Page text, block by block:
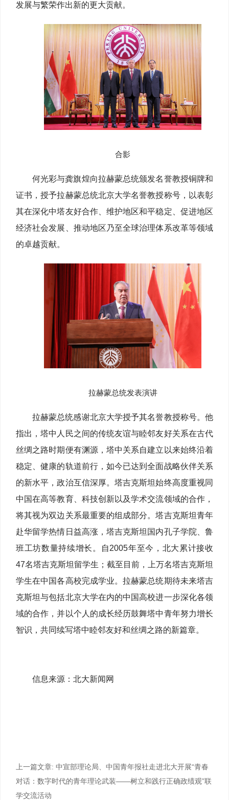
发展与繁荣作出新的更大贡献。
合影
何光彩与龚旗煌向拉赫蒙总统颁发名誉教授铜牌和
证书，授予拉赫蒙总统北京大学名誉教授称号，以表彰
其在深化中塔友好合作、维护地区和平稳定、促进地区
经济社会发展、推动地区乃至全球治理体系改革等领域
的卓越贡献。
拉赫蒙总统发表演讲
拉赫蒙总统感谢北京大学授予其名誉教授称号。他
指出，塔中人民之间的传统友谊与睦邻友好关系在古代
丝绸之路时期便有渊源，塔中关系自建立以来始终沿着
稳定、健康的轨道前行，如今已达到全面战略伙伴关系
的新水平，政治互信深厚。塔吉克斯坦始终高度重视同
中国在高等教育、科技创新以及学术交流领域的合作，
将其视为双边关系最重要的组成部分。塔吉克斯坦青年
赴华留学热情日益高涨，塔吉克斯坦国内孔子学院、鲁
班工坊数量持续增长。自2005年至今，北大累计接收
47名塔吉克斯坦留学生；截至目前，上万名塔吉克斯坦
学生在中国各高校完成学业。拉赫蒙总统期待未来塔吉
克斯坦与包括北京大学在内的中国高校进一步深化各领
域的合作，并以个人的成长经历鼓舞塔中青年努力增长
智识，共同续写塔中睦邻友好和丝绸之路的新篇章。
信息来源：北大新闻网
上一篇文章: 中宣部理论局、中国青年报社走进北大开展“青春
对话：数字时代的青年理论武装——树立和践行正确政绩观”联
学交流活动